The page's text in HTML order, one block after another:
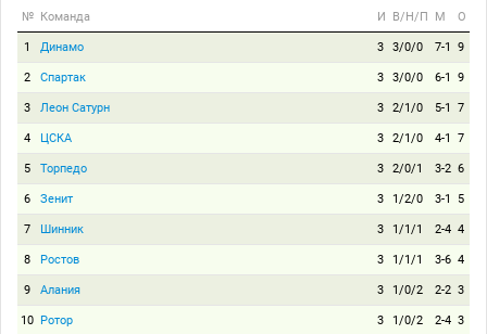
№ Команда И В/Н/П М О
1 Динамо 3 3/0/0 7-1 9
2 Спартак 3 3/0/0 6-1 9
3 Леон Сатурн 3 2/1/0 5-1 7
4 ЦСКА 3 2/1/0 4-1 7
5 Торпедо 3 2/0/1 3-2 6
6 Зенит 3 1/2/0 3-1 5
7 Шинник 3 1/1/1 2-4 4
8 Ростов 3 1/1/1 3-6 4
9 Алания 3 1/0/2 2-2 3
10 Ротор 3 1/0/2 2-4 3